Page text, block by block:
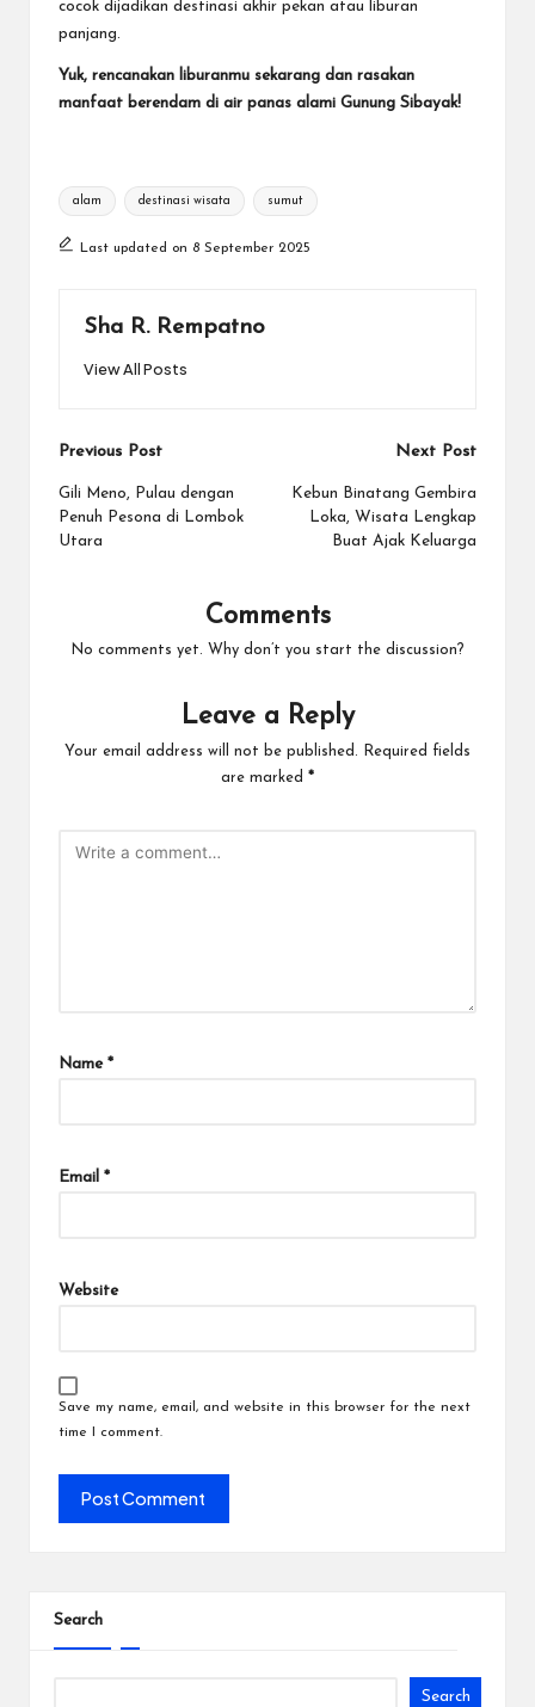
cocok dijadikan destinasi akhir pekan atau liburan
panjang.
Yuk, rencanakan liburanmu sekarang dan rasakan
manfaat berendam di air panas alami Gunung Sibayak!
Tags:
alam destinasi wisata sumut
Last updated on 8 September 2025
Sha R. Rempatno
View All Posts
Post
navigation
Previous Post
Gili Meno, Pulau dengan
Penuh Pesona di Lombok
Utara
Next Post
Kebun Binatang Gembira
Loka, Wisata Lengkap
Buat Ajak Keluarga
Comments
No comments yet. Why don’t you start the discussion?
Leave a Reply
Your email address will not be published.
Required fields
are marked *
Name *
Email *
Website
Save my name, email, and website in this browser for the next
time I comment.
Search
Search